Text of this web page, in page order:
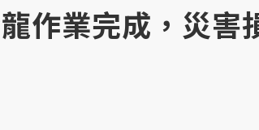
作業完成，災害